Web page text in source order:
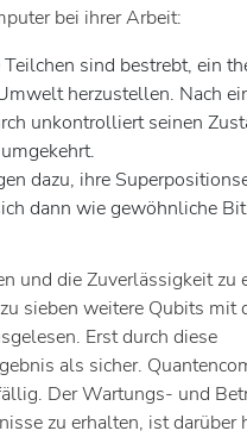
bei ihrer Arbeit:
sind bestrebt, ein
herzustellen. Nach
unkontrolliert seinen
dazu, ihre
dann wie gewöhnliche
und die Zuverlässigkeit zu
sieben weitere Qubits mit
Erst durch diese
als sicher.
Der Wartungs- und
zu erhalten, ist darüber